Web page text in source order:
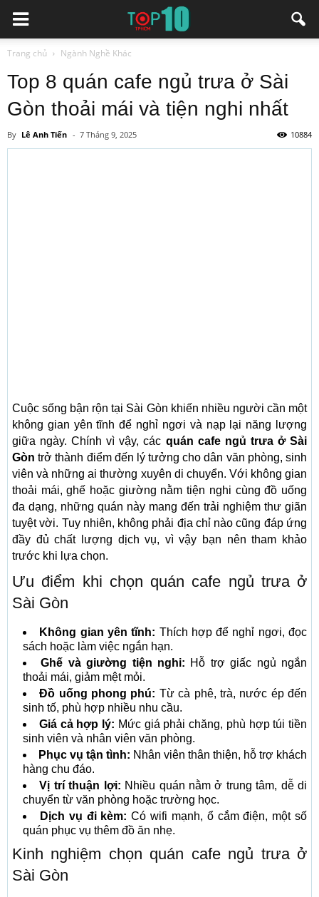
Trang chủ Ngành Nghề Khác
Top 8 quán cafe ngủ trưa ở Sài
Gòn thoải mái và tiện nghi nhất
By Lê Anh Tiến - 7 Tháng 9, 2025 10884
Cuộc sống bận rộn tại Sài Gòn khiến nhiều người cần một
không gian yên tĩnh để nghỉ ngơi và nạp lại năng lượng
giữa ngày. Chính vì vậy, các quán cafe ngủ trưa ở Sài
Gòn trở thành điểm đến lý tưởng cho dân văn phòng, sinh
viên và những ai thường xuyên di chuyển. Với không gian
thoải mái, ghế hoặc giường nằm tiện nghi cùng đồ uống
đa dạng, những quán này mang đến trải nghiệm thư giãn
tuyệt vời. Tuy nhiên, không phải địa chỉ nào cũng đáp ứng
đầy đủ chất lượng dịch vụ, vì vậy bạn nên tham khảo
trước khi lựa chọn.
Ưu điểm khi chọn quán cafe ngủ trưa ở
Sài Gòn
Không gian yên tĩnh: Thích hợp để nghỉ ngơi, đọc
sách hoặc làm việc ngắn hạn.
Ghế và giường tiện nghi: Hỗ trợ giấc ngủ ngắn
thoải mái, giảm mệt mỏi.
Đồ uống phong phú: Từ cà phê, trà, nước ép đến
sinh tố, phù hợp nhiều nhu cầu.
Giá cả hợp lý: Mức giá phải chăng, phù hợp túi tiền
sinh viên và nhân viên văn phòng.
Phục vụ tận tình: Nhân viên thân thiện, hỗ trợ khách
hàng chu đáo.
Vị trí thuận lợi: Nhiều quán nằm ở trung tâm, dễ di
chuyển từ văn phòng hoặc trường học.
Dịch vụ đi kèm: Có wifi mạnh, ổ cắm điện, một số
quán phục vụ thêm đồ ăn nhẹ.
Kinh nghiệm chọn quán cafe ngủ trưa ở
Sài Gòn